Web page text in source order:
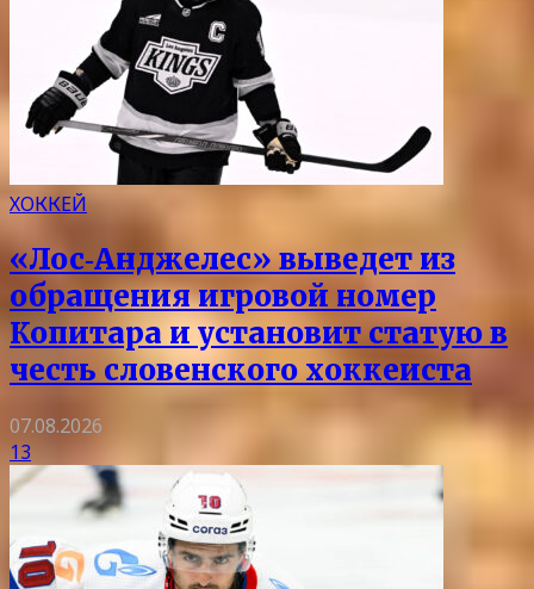
ХОККЕЙ
«Лос‑Анджелес» выведет из
обращения игровой номер
Копитара и установит статую в
честь словенского хоккеиста
07.08.2026
13